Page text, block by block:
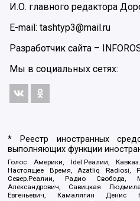
И.О. главного редактора
E-mail: tashtyp3@mail.ru
Разработчик сайта –
Мы в социальных сетях:
* Реестр иностранных
выполняющих функции
Голос Америки, Idel.Реалии,
Настоящее Время, Azatliq Radiosi,
Север.Реалии, Радио Свобода,
Александрович, Савицкая
Евгеньевич, Камалягин Денис